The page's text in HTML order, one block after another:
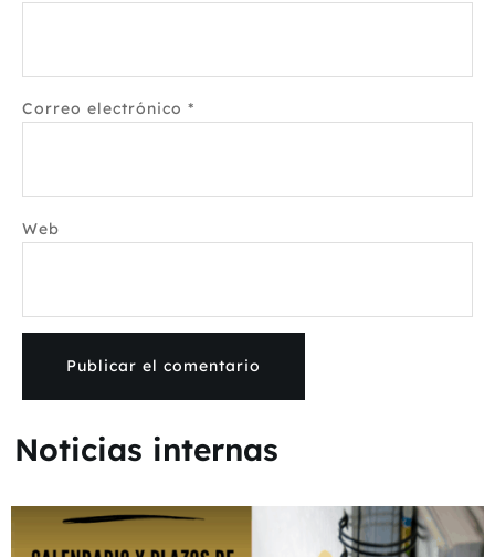
Correo electrónico *
Web
Noticias internas